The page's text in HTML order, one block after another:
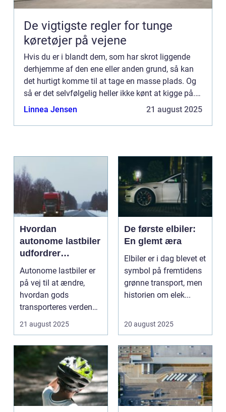
De vigtigste regler for tunge
køretøjer på vejene
Hvis du er i blandt dem, som har skrot liggende
derhjemme af den ene eller anden grund, så kan
det hurtigt komme til at tage en masse plads. Og
så er det selvfølgelig heller ikke kønt at kigge på.
Det gælder is&a...
Linnea Jensen 21 august 2025
Hvordan
autonome lastbiler
udfordrer
traditionel logistik
Autonome lastbiler er
på vej til at ændre,
hvordan gods
transporteres verden
over. Udsty...
21 august 2025
De første elbiler:
En glemt æra
Elbiler er i dag blevet et
symbol på fremtidens
grønne transport, men
historien om elek...
20 august 2025